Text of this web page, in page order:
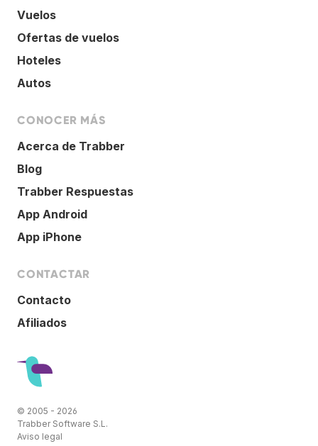
Vuelos
Ofertas de vuelos
Hoteles
Autos
CONOCER MÁS
Acerca de Trabber
Blog
Trabber Respuestas
App Android
App iPhone
CONTACTAR
Contacto
Afiliados
© 2005 - 2026
Trabber Software S.L.
Aviso legal